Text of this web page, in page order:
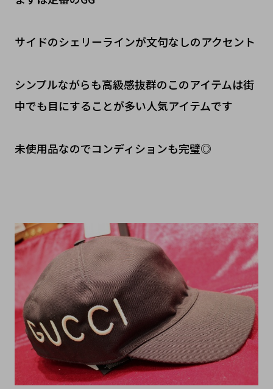
サイドのシェリーラインが文句なしのアクセント
シンプルながらも高級感抜群のこのアイテムは街
中でも目にすることが多い人気アイテムです
未使用品なのでコンディションも完璧◎